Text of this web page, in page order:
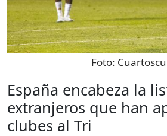
Foto:
España encabeza la
extranjeros que han
clubes al Tri